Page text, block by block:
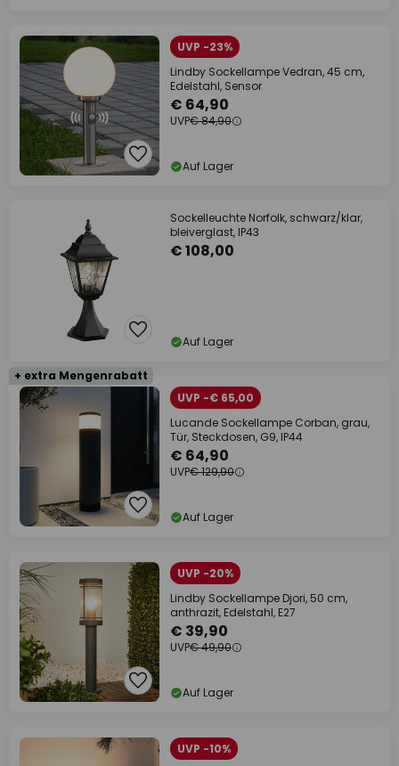
UVP -23%
Lindby Sockellampe Vedran, 45 cm,
Edelstahl, Sensor
€ 64,90
UVP€ 84,90
Auf Lager
Sockelleuchte Norfolk, schwarz/klar,
bleiverglast, IP43
€ 108,00
Auf Lager
+ extra Mengenrabatt
UVP -€ 65,00
Lucande Sockellampe Corban, grau,
Tür, Steckdosen, G9, IP44
€ 64,90
UVP€ 129,90
Auf Lager
UVP -20%
Lindby Sockellampe Djori, 50 cm,
anthrazit, Edelstahl, E27
€ 39,90
UVP€ 49,90
Auf Lager
UVP -10%